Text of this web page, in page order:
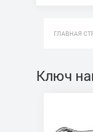
ГЛАВНАЯ
Ключ